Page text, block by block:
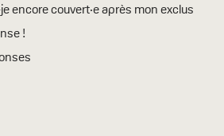
encore couvert·e après mon exclusion ?
!